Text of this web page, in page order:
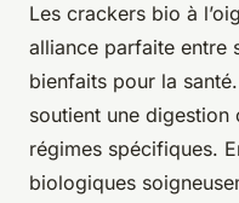
Les crackers bio à
alliance parfaite entre
bienfaits pour la
soutient une
régimes spécifiques.
biologiques